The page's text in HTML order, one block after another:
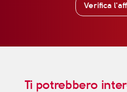
Verifica
Ti potrebbero